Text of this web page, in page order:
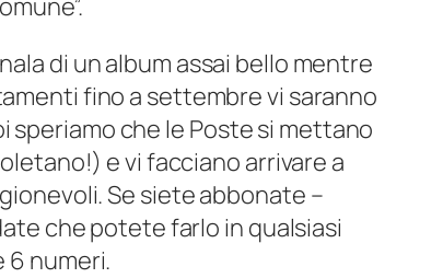
di un album assai bello mentre
fino a settembre vi saranno
che le Poste si mettano
e vi facciano arrivare a
Se siete abbonate –
che potete farlo in qualsiasi
6 numeri.